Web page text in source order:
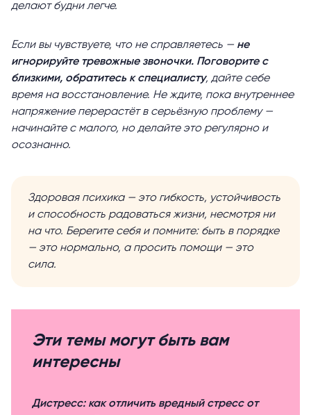
делают будни легче.
Если вы чувствуете, что не справляетесь — не
игнорируйте тревожные звоночки. Поговорите с
близкими, обратитесь к специалисту, дайте себе
время на восстановление. Не ждите, пока внутреннее
напряжение перерастёт в серьёзную проблему —
начинайте с малого, но делайте это регулярно и
осознанно.
Здоровая психика — это гибкость, устойчивость
и способность радоваться жизни, несмотря ни
на что. Берегите себя и помните: быть в порядке
— это нормально, а просить помощи — это
сила.
Эти темы могут быть вам
интересны
Дистресс: как отличить вредный стресс от